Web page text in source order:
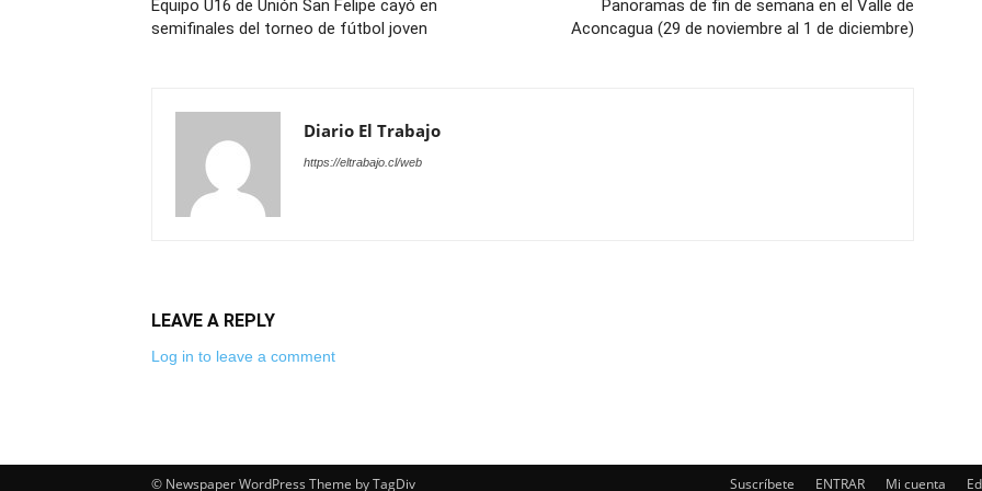
Equipo U16 de Unión San Felipe cayó en
semifinales del torneo de fútbol joven
Panoramas de fin de semana en el Valle de
Aconcagua (29 de noviembre al 1 de diciembre)
Diario El Trabajo
https://eltrabajo.cl/web
LEAVE A REPLY
Log in to leave a comment
Suscríbete ENTRAR Mi cuenta
© Newspaper WordPress Theme by TagDiv